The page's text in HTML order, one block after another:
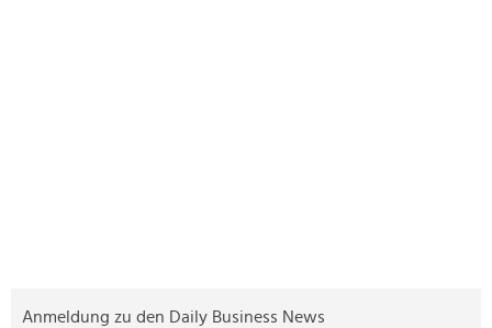
Anmeldung zu den Daily Business News